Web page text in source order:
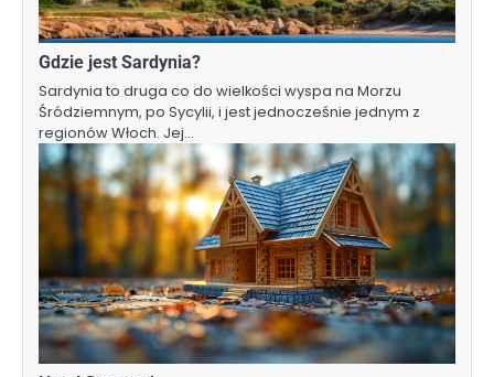
Gdzie jest Sardynia?
Sardynia to druga co do wielkości wyspa na Morzu
Śródziemnym, po Sycylii, i jest jednocześnie jednym z
regionów Włoch. Jej…